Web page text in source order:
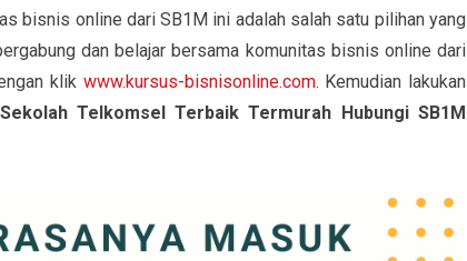
bisnis online dari SB1M ini adalah salah satu pilihan yang
dan belajar bersama komunitas bisnis online dari
klik www.kursus-bisnisonline.com. Kemudian lakukan
Telkomsel Terbaik Termurah Hubungi SB1M